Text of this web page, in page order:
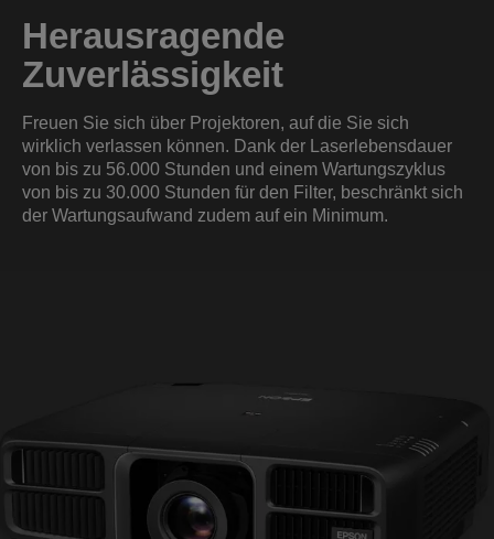
Herausragende
Zuverlässigkeit
Freuen Sie sich über Projektoren, auf die Sie sich
wirklich verlassen können. Dank der Laserlebensdauer
von bis zu 56.000 Stunden und einem Wartungszyklus
von bis zu 30.000 Stunden für den Filter, beschränkt sich
der Wartungsaufwand zudem auf ein Minimum.